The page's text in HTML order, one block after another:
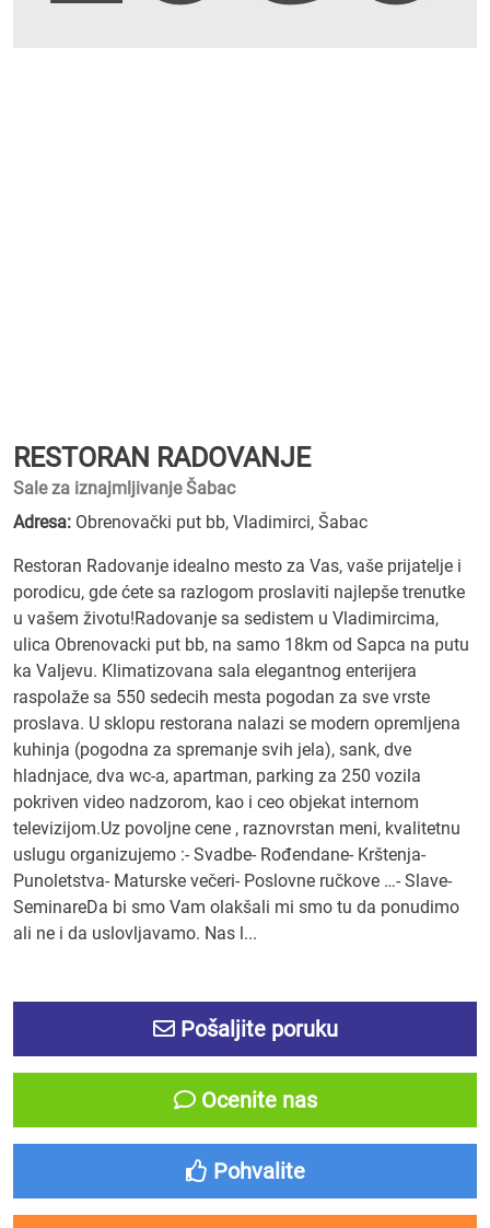
RESTORAN RADOVANJE
Sale za iznajmljivanje Šabac
Adresa: Obrenovački put bb, Vladimirci, Šabac
Restoran Radovanje idealno mesto za Vas, vaše prijatelje i
porodicu, gde ćete sa razlogom proslaviti najlepše trenutke
u vašem životu!Radovanje sa sedistem u Vladimircima,
ulica Obrenovacki put bb, na samo 18km od Sapca na putu
ka Valjevu. Klimatizovana sala elegantnog enterijera
raspolaže sa 550 sedecih mesta pogodan za sve vrste
proslava. U sklopu restorana nalazi se modern opremljena
kuhinja (pogodna za spremanje svih jela), sank, dve
hladnjace, dva wc-a, apartman, parking za 250 vozila
pokriven video nadzorom, kao i ceo objekat internom
televizijom.Uz povoljne cene , raznovrstan meni, kvalitetnu
uslugu organizujemo :- Svadbe- Rođendane- Krštenja-
Punoletstva- Maturske večeri- Poslovne ručkove …- Slave-
SeminareDa bi smo Vam olakšali mi smo tu da ponudimo
ali ne i da uslovljavamo. Nas l...
Pošaljite poruku
Ocenite nas
Pohvalite